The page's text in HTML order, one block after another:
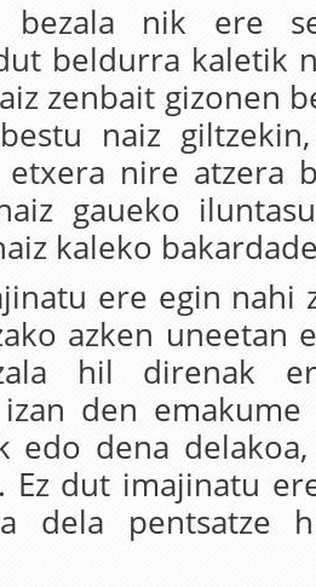
bezala nik ere
beldurra kaletik
zenbait gizonen
naiz
nire atzera
gaueko
kaleko
ere egin nahi
azken uneetan
hil direnak
den emakume
edo dena
Ez dut imajinatu
dela pentsatze